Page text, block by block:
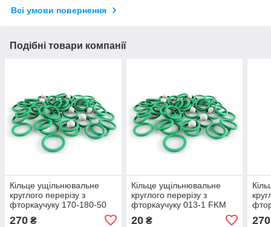
Всі умови повернення
Подібні товари компанії
Кільце ущільнювальне
круглого перерізу з
фторкаучуку 170-180-50
FKM зелене термостійке
270 ₴
Кільце ущільнювальне
круглого перерізу з
фторкаучуку 013-1 FKM
20₴ 270